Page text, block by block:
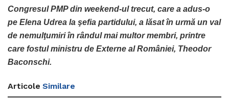
Congresul PMP din weekend-ul trecut, care a adus-o
pe Elena Udrea la şefia partidului, a lăsat în urmă un val
de nemulţumiri în rândul mai multor membri, printre
care fostul ministru de Externe al României, Theodor
Baconschi.
Articole Similare